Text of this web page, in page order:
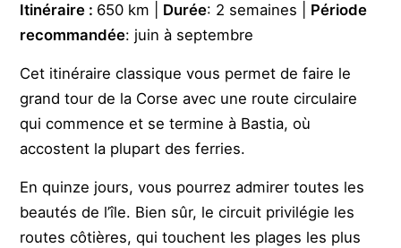
Itinéraire : 650 km | Durée: 2 semaines | Période
recommandée: juin à septembre
Cet itinéraire classique vous permet de faire le
grand tour de la Corse avec une route circulaire
qui commence et se termine à Bastia, où
accostent la plupart des ferries.
En quinze jours, vous pourrez admirer toutes les
beautés de l’île. Bien sûr, le circuit privilégie les
routes côtières, qui touchent les plages les plus